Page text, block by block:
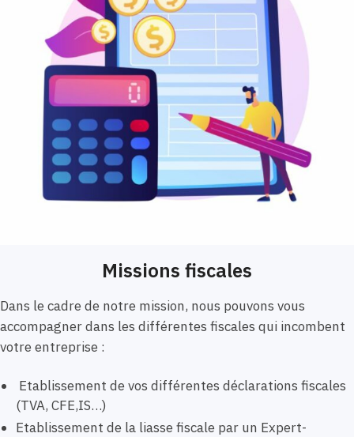
Missions fiscales
Dans le cadre de notre mission, nous pouvons vous
accompagner dans les différentes fiscales qui incombent
votre entreprise :
Etablissement de vos différentes déclarations fiscales
(TVA, CFE,IS…)
Etablissement de la liasse fiscale par un Expert-